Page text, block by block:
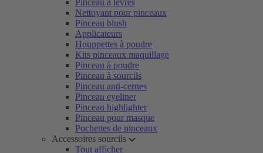
Pinceau à lèvres
Nettoyant pour pinceaux
Pinceau blush
Applicateurs
Houppettes à poudre
Kits pinceaux maquillage
Pinceau à poudre
Pinceau à sourcils
Pinceau anti-cernes
Pinceau eyeliner
Pinceau highlighter
Pinceau pour masque
Pochettes de pinceaux
Accessoires sourcils
Tout afficher